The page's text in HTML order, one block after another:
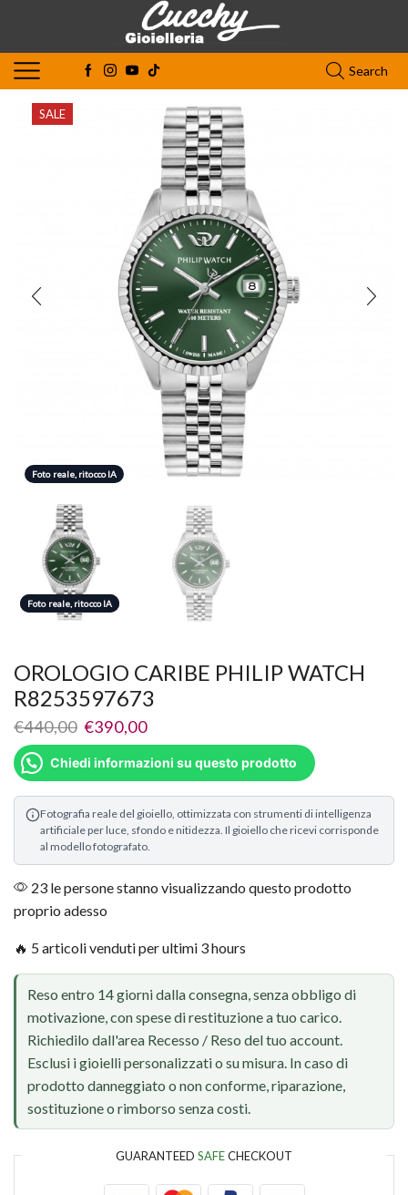
Search
SALE
Foto reale, ritocco IA
Foto reale, ritocco IA
Foto reale, ritocco IA
OROLOGIO CARIBE PHILIP WATCH
R8253597673
€440,00 €390,00
Chiedi informazioni su questo prodotto
Fotografia reale del gioiello, ottimizzata con strumenti di intelligenza
artificiale per luce, sfondo e nitidezza. Il gioiello che ricevi corrisponde
al modello fotografato.
23 le persone stanno visualizzando questo prodotto
proprio adesso
🔥 5 articoli venduti per ultimi 3 hours
Reso entro 14 giorni dalla consegna, senza obbligo di
motivazione, con spese di restituzione a tuo carico.
Richiedilo dall'area Recesso / Reso del tuo account.
Esclusi i gioielli personalizzati o su misura. In caso di
prodotto danneggiato o non conforme, riparazione,
sostituzione o rimborso senza costi.
GUARANTEED SAFECHECKOUT